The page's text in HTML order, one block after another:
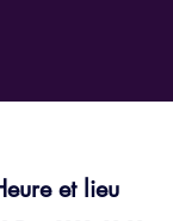
et lieu